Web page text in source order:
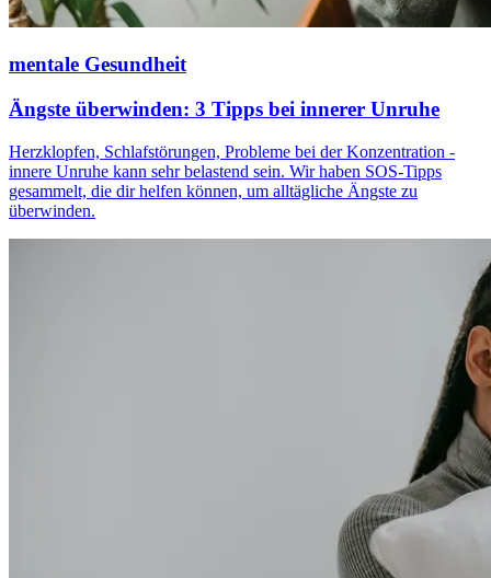
mentale Gesundheit
Ängste überwinden: 3 Tipps bei innerer Unruhe
Herzklopfen, Schlafstörungen, Probleme bei der Konzentration -
innere Unruhe kann sehr belastend sein. Wir haben SOS-Tipps
gesammelt, die dir helfen können, um alltägliche Ängste zu
überwinden.